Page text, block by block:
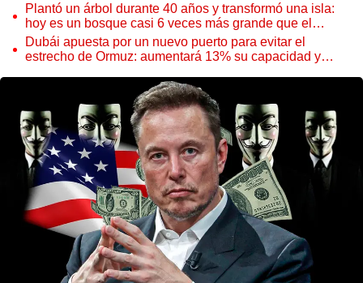
Plantó un árbol durante 40 años y transformó una isla:
hoy es un bosque casi 6 veces más grande que el
Parque de las Leyendas
Dubái apuesta por un nuevo puerto para evitar el
estrecho de Ormuz: aumentará 13% su capacidad y